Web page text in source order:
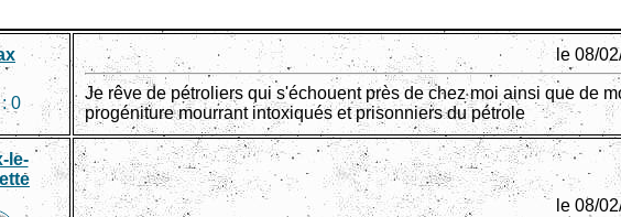
0
le 08/
Je rêve de pétroliers qui s'échouent près de chez moi ainsi que de
progéniture mourrant intoxiqués et prisonniers du pétrole
le-
le 08/